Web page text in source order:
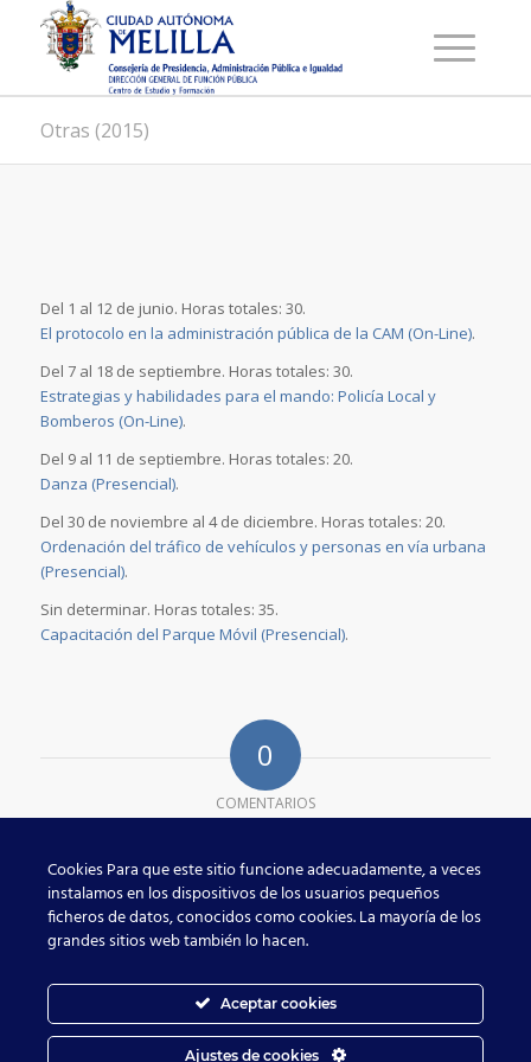
Otras (2015)
Del 1 al 12 de junio. Horas totales: 30.
El protocolo en la administración pública de la CAM (On-Line).
Del 7 al 18 de septiembre. Horas totales: 30.
Estrategias y habilidades para el mando: Policía Local y
Bomberos (On-Line).
Del 9 al 11 de septiembre. Horas totales: 20.
Danza (Presencial).
Del 30 de noviembre al 4 de diciembre. Horas totales: 20.
Ordenación del tráfico de vehículos y personas en vía urbana
(Presencial).
Sin determinar. Horas totales: 35.
Capacitación del Parque Móvil (Presencial).
0
COMENTARIOS
¿Quieres unirte a la conversación?
Siéntete libre de contribuir!
Lo siento, debes estarconectadopara publicar un comentario.
Cookies Para que este sitio funcione adecuadamente, a veces
instalamos en los dispositivos de los usuarios pequeños
ficheros de datos, conocidos como cookies. La mayoría de los
grandes sitios web también lo hacen.
Aceptar cookies
Ajustes de cookies